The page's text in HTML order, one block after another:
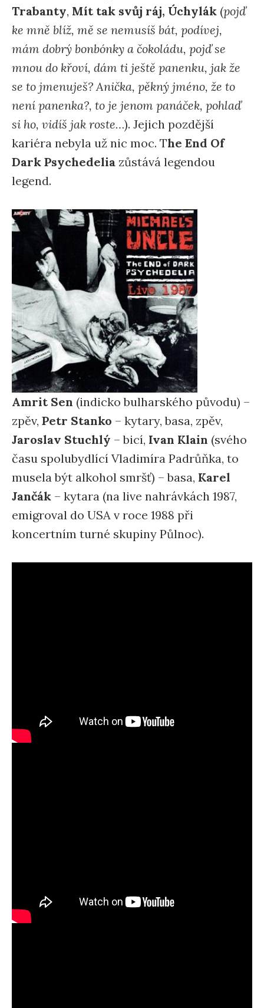
Trabanty, Mít tak svůj ráj, Úchylák (pojď
ke mně blíž, mě se nemusíš bát, podívej,
mám dobrý bonbónky a čokoládu, pojď se
mnou do křoví, dám ti ještě panenku, jak že
se to jmenuješ? Anička, pěkný jméno, že to
není panenka?, to je jenom panáček, pohlaď
si ho, vidíš jak roste…). Jejich pozdější
kariéra nebyla už nic moc. The End Of
Dark Psychedelia zůstává legendou
legend.
Amrit Sen (indicko bulharského původu) –
zpěv, Petr Stanko – kytary, basa, zpěv,
Jaroslav Stuchlý – bicí, Ivan Klain (svého
času spolubydlící Vladimíra Padrůňka, to
musela být alkohol smršť) – basa, Karel
Jančák – kytara (na live nahrávkách 1987,
emigroval do USA v roce 1988 při
koncertním turné skupiny Půlnoc).